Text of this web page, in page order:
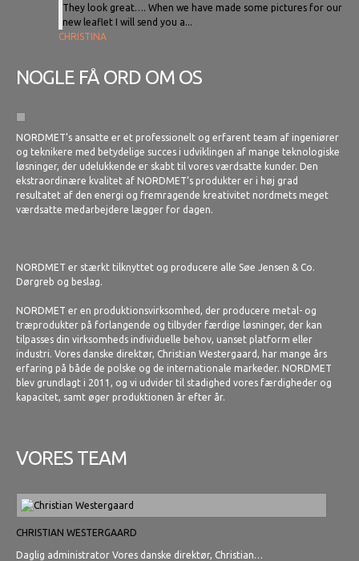
They look great…. When we have made some pictures for our
new leaflet I will send you a...
CHRISTINA
NOGLE FÅ ORD OM OS
NORDMET’s ansatte er et professionelt og erfarent team af ingeniører
og teknikere med betydelige succes i udviklingen af mange teknologiske
løsninger, der udelukkende er skabt til vores værdsatte kunder. Den
ekstraordinære kvalitet af NORDMET’s produkter er i høj grad
resultatet af den energi og fremragende kreativitet nordmets meget
værdsatte medarbejdere lægger for dagen.
NORDMET er stærkt tilknyttet og producere alle Søe Jensen & Co.
Dørgreb og beslag.
NORDMET er en produktionsvirksomhed, der producere metal- og
træprodukter på forlangende og tilbyder færdige løsninger, der kan
tilpasses din virksomheds individuelle behov, uanset platform eller
industri. Vores danske direktør, Christian Westergaard, har mange års
erfaring på både de polske og de internationale markeder. NORDMET
blev grundlagt i 2011, og vi udvider til stadighed vores færdigheder og
kapacitet, samt øger produktionen år efter år.
VORES TEAM
CHRISTIAN WESTERGAARD
Daglig administrator Vores danske direktør, Christian…